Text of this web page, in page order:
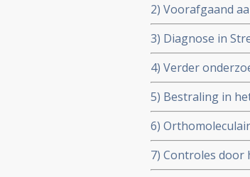
2) Voorafgaand
3) Diagnose in
4) Verder
augustus 2002)
5) Bestraling in
6)
7) Controles door